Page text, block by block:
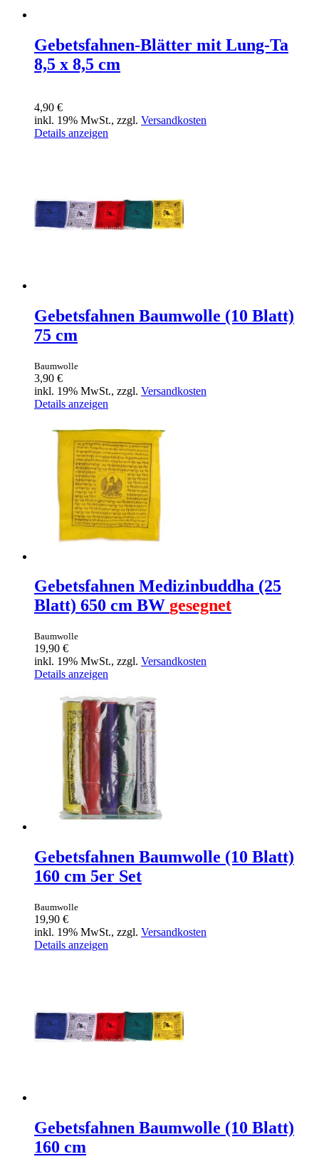
Gebetsfahnen-Blätter mit Lung-Ta
8,5 x 8,5 cm
4,90 €
inkl. 19% MwSt., zzgl. Versandkosten
Details anzeigen
Gebetsfahnen Baumwolle (10 Blatt)
75 cm
Baumwolle
3,90 €
inkl. 19% MwSt., zzgl. Versandkosten
Details anzeigen
Gebetsfahnen Medizinbuddha (25
Blatt) 650 cm BW gesegnet
Baumwolle
19,90 €
inkl. 19% MwSt., zzgl. Versandkosten
Details anzeigen
Gebetsfahnen Baumwolle (10 Blatt)
160 cm 5er Set
Baumwolle
19,90 €
inkl. 19% MwSt., zzgl. Versandkosten
Details anzeigen
Gebetsfahnen Baumwolle (10 Blatt)
160 cm